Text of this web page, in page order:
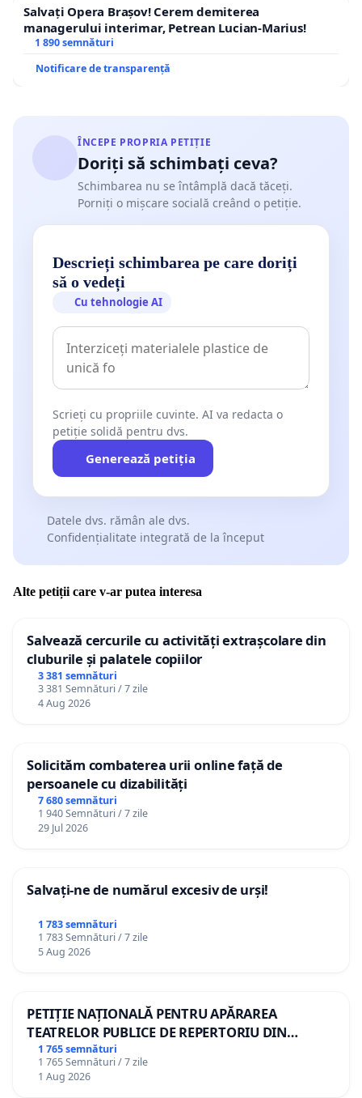
Salvați Opera Brașov! Cerem demiterea
managerului interimar, Petrean Lucian-Marius!
1 890 semnături
Notificare de transparență
ÎNCEPE PROPRIA PETIȚIE
Doriți să schimbați ceva?
Schimbarea nu se întâmplă dacă tăceți.
Porniți o mișcare socială creând o petiție.
Descrieți schimbarea pe care doriți
să o vedeți
Cu tehnologie AI
Scrieți cu propriile cuvinte. AI va redacta o
petiție solidă pentru dvs.
Generează petiția
Datele dvs. rămân ale dvs.
Confidențialitate integrată de la început
Alte petiții care v-ar putea interesa
Salvează cercurile cu activități extrașcolare din
cluburile și palatele copiilor
3 381 semnături
3 381 Semnături / 7 zile
4 Aug 2026
Solicităm combaterea urii online față de
persoanele cu dizabilități
7 680 semnături
1 940 Semnături / 7 zile
29 Jul 2026
Salvați-ne de numărul excesiv de urși!
1 783 semnături
1 783 Semnături / 7 zile
5 Aug 2026
PETIȚIE NAȚIONALĂ PENTRU APĂRAREA
TEATRELOR PUBLICE DE REPERTORIU DIN
ROMÂNIA
1 765 semnături
1 765 Semnături / 7 zile
1 Aug 2026